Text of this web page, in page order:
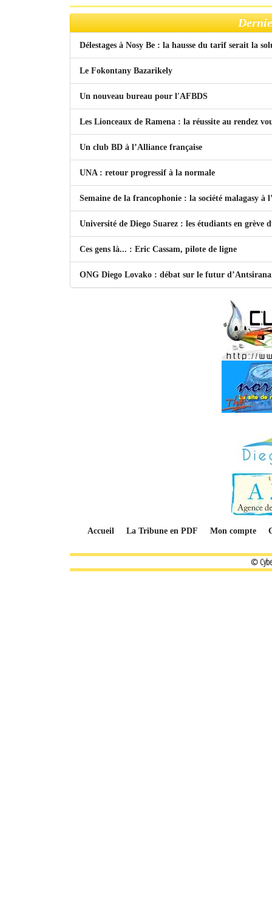
Délestages à Nosy Be : la hausse du tarif serait la
Le Fokontany Bazarikely
Un nouveau bureau pour l'AFBDS
Les Lionceaux de Ramena : la réussite au rendez
Un club BD à l’Alliance française
UNA : retour progressif à la normale
Semaine de la francophonie : la société malagasy à
Université de Diego Suarez : les étudiants en grève
Ces gens là... : Eric Cassam, pilote de ligne
ONG Diego Lovako : débat sur le futur
Accueil La Tribune en PDF Mon compte
©